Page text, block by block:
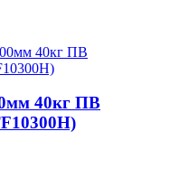
40кг ПВ